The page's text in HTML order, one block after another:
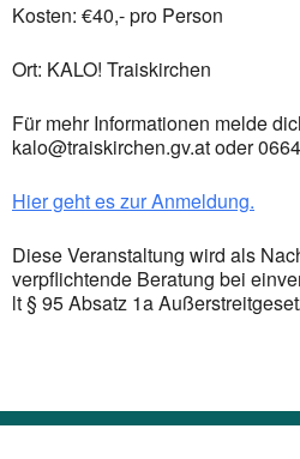
Kosten: €40,- pro Person
Ort: KALO! Traiskirchen
Für mehr Informationen melde
kalo@traiskirchen.gv.at oder
Hier geht es zur Anmeldung.
Diese Veranstaltung wird als
verpflichtende Beratung bei
lt § 95 Absatz 1a